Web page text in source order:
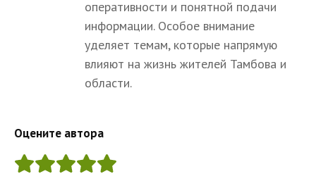
оперативности и понятной подачи
информации. Особое внимание
уделяет темам, которые напрямую
влияют на жизнь жителей Тамбова и
области.
Оцените автора